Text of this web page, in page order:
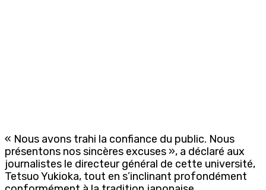
« Nous avons trahi la confiance du public. Nous
présentons nos sincères excuses », a déclaré aux
journalistes le directeur général de cette université,
Tetsuo Yukioka, tout en s’inclinant profondément